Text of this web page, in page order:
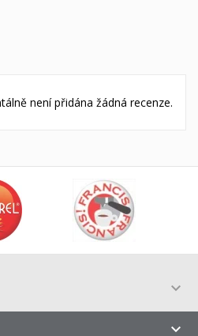
není přidána žádná recenze.

